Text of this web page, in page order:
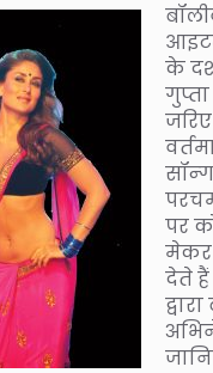
के
पर
मेकर
देते हैं